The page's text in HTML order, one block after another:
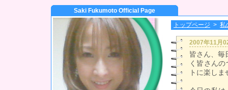
Saki Fukumoto Official Page
トップページ > 私
2007年11月
皆さん、毎
く皆さん
トに楽し